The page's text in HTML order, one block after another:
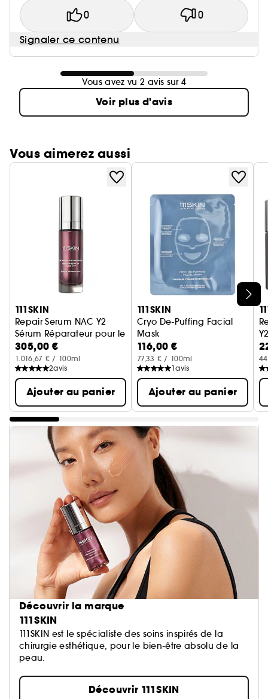
0 0
Signaler ce contenu
Vous avez vu 2 avis sur 4
Voir plus d'avis
Vous aimerez aussi
Ignorer le carrousel produits
111SKIN
Repair Serum NAC Y2
Sérum Réparateur pour le Visage
305,00 €
1.016,67 € / 100ml
2avis
Ajouter au panier
111SKIN
Cryo De-Puffing Facial
Mask
Masque Visage Energisant
116,00 €
77,33 € / 100ml
1avis
Ajouter au panier
Découvrir la marque
111SKIN
111SKIN est le spécialiste des soins inspirés de la
chirurgie esthétique, pour le bien-être absolu de la
peau.
Découvrir 111SKIN